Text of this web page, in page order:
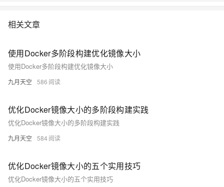
构建敏捷的软件交付管道，以更快的速度、更高的安全性和可靠的信誉为
开发的微服务应用。本课程由黑马程序员提供。 &nbsp; &nbsp; 相关的阿
里云产品：容器服务 ACK 容器服务 Kubernetes 版（简称 ACK）提供高
理。整合阿里云虚拟化、存储、网络和安全能力，打造云端最佳容器化应
相关文章
使用Docker多阶段构建优化镜像大小
使用Docker多阶段构建优化镜像大小
九月天空 586
优化Docker镜像大小的多阶段构建实践
优化Docker镜像大小的多阶段构建实践
九月天空 584
优化Docker镜像大小的五个实用技巧
优化Docker镜像大小的五个实用技巧